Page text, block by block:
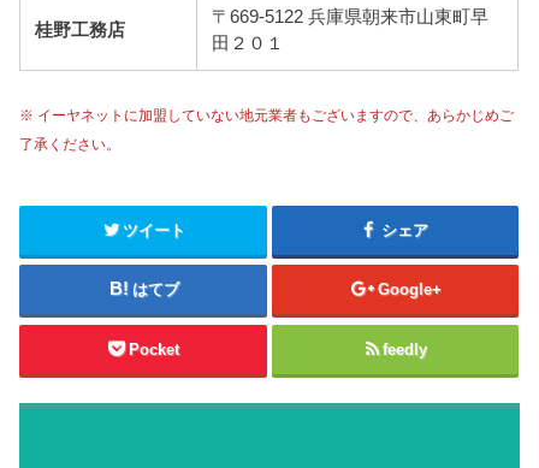
桂野工務店
〒669-5122 兵庫県朝来市山東町早
田２０１
※ イーヤネットに加盟していない地元業者もございますので、あらかじめご
了承ください。
ツイート シェア
はてブ Google+
Pocket feedly